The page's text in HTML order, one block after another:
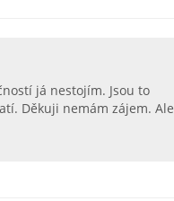
já nestojím. Jsou to
Děkuji nemám zájem. Ale